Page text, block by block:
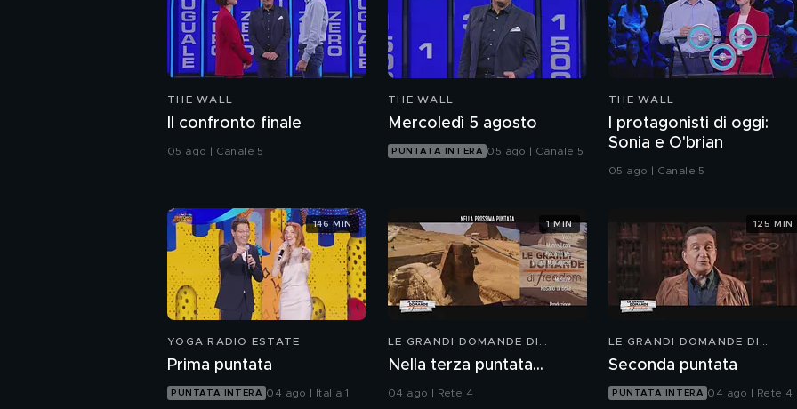
THE WALL
Il confronto finale
05 ago | Canale 5
THE WALL
Mercoledì 5 agosto
PUNTATA INTERA 05 ago | Canale 5
THE WALL
I protagonisti di oggi:
Sonia e O'brian
05 ago | Canale 5
YOGA RADIO ESTATE
Prima puntata
PUNTATA INTERA 04 ago | Italia 1
146 MIN
LE GRANDI DOMANDE DI
Nella terza puntata...
04 ago | Rete 4
1 MIN
LE GRANDI DOMANDE DI
Seconda puntata
PUNTATA INTERA 04 ago | Rete 4
125 MIN